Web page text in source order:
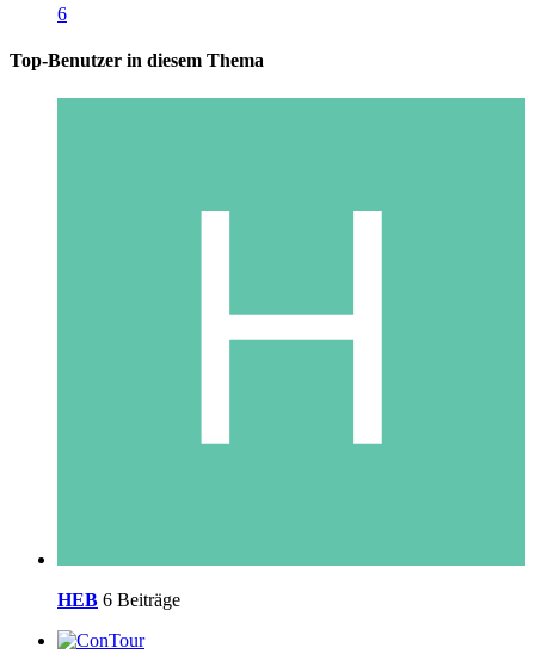
6
Top-Benutzer in diesem Thema
HEB 6 Beiträge